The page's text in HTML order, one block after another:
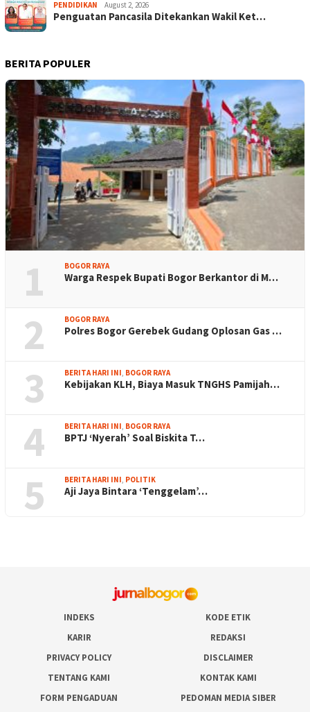
PENDIDIKAN August 2, 2026
Penguatan Pancasila Ditekankan Wakil Ket…
BERITA POPULER
1 BOGOR RAYA
Warga Respek Bupati Bogor Berkantor di M…
2 BOGOR RAYA
Polres Bogor Gerebek Gudang Oplosan Gas …
3 BERITA HARI INI, BOGOR RAYA
Kebijakan KLH, Biaya Masuk TNGHS Pamijah…
4 BERITA HARI INI, BOGOR RAYA
BPTJ ‘Nyerah’ Soal Biskita T…
5 BERITA HARI INI, POLITIK
Aji Jaya Bintara ‘Tenggelam’…
INDEKS
KODE ETIK
KARIR
REDAKSI
PRIVACY POLICY
DISCLAIMER
TENTANG KAMI
KONTAK KAMI
FORM PENGADUAN
PEDOMAN MEDIA SIBER